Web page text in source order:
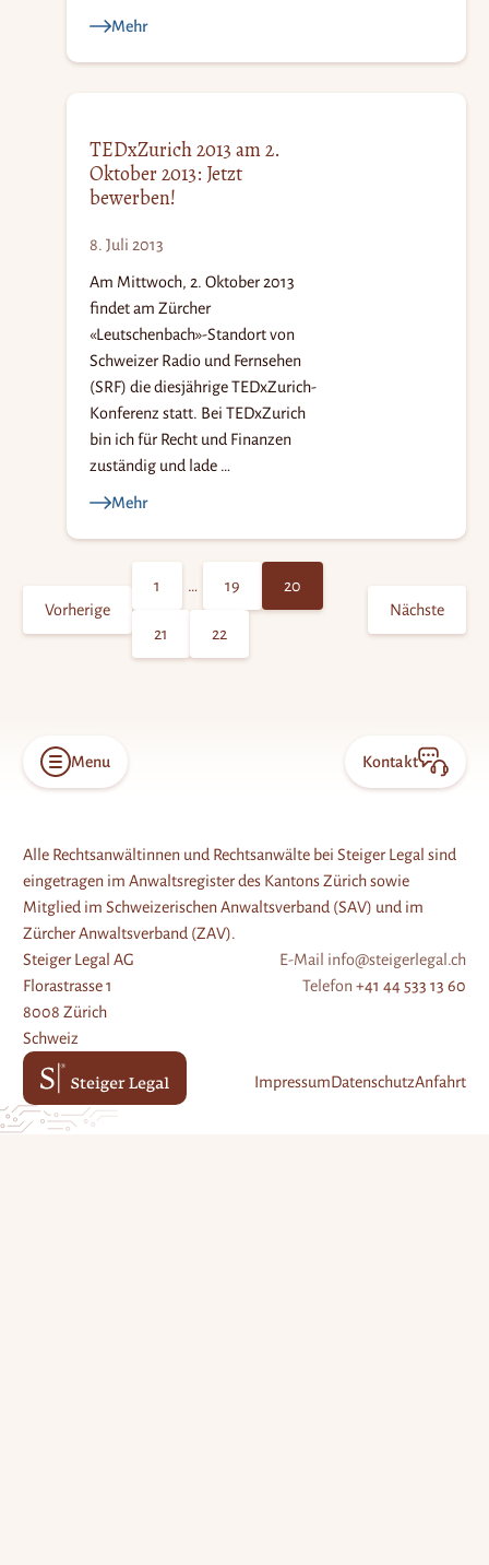
Mehr
TEDxZurich 2013 am 2.
Oktober 2013: Jetzt
bewerben!
8. Juli 2013
Am Mittwoch, 2. Oktober 2013
findet am Zürcher
«Leutschenbach»-Standort von
Schweizer Radio und Fernsehen
(SRF) die diesjährige TEDxZurich-
Konferenz statt. Bei TEDxZurich
bin ich für Recht und Finanzen
zuständig und lade …
Mehr
g
ei
tr
g
e
Vorherige
1 … 19 20
21 22
Nächste
Menu
Open
Kontakt
Alle Rechtsanwältinnen und Rechtsanwälte bei Steiger Legal sind
eingetragen im Anwaltsregister des Kantons Zürich sowie
Mitglied im Schweizerischen Anwaltsverband (SAV) und im
Zürcher Anwaltsverband (ZAV).
Steiger Legal AG
Florastrasse 1
8008 Zürich
Schweiz
E-Mail info@steigerlegal.ch
Telefon +41 44 533 13 60
ImpressumDatenschutzAnfahrt